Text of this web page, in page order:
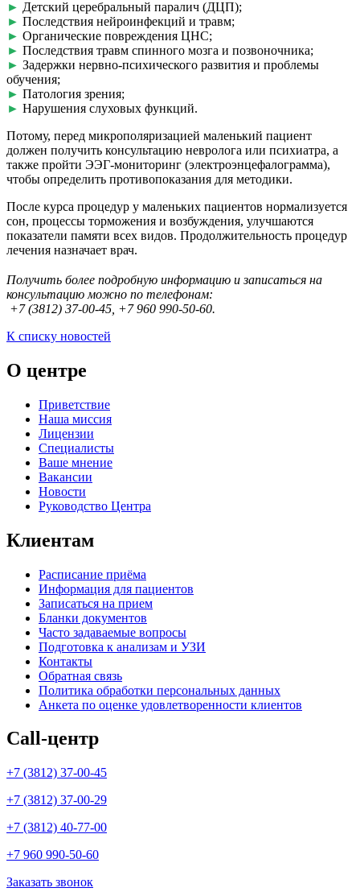
► Детский церебральный паралич (ДЦП);
► Последствия нейроинфекций и травм;
► Органические повреждения ЦНС;
► Последствия травм спинного мозга и позвоночника;
► Задержки нервно-психического развития и проблемы
обучения;
► Патология зрения;
► Нарушения слуховых функций.
Потому, перед микрополяризацией маленький пациент
должен получить консультацию невролога или психиатра, а
также пройти ЭЭГ-мониторинг (электроэнцефалограмма),
чтобы определить противопоказания для методики.
После курса процедур у маленьких пациентов нормализуется
сон, процессы торможения и возбуждения, улучшаются
показатели памяти всех видов. Продолжительность процедур
лечения назначает врач.
Получить более подробную информацию и записаться на
консультацию можно по телефонам:
+7 (3812) 37-00-45, +7 960 990-50-60.
К списку новостей
О центре
Приветствие
Наша миссия
Лицензии
Специалисты
Ваше мнение
Вакансии
Новости
Руководство Центра
Клиентам
Расписание приёма
Информация для пациентов
Записаться на прием
Бланки документов
Часто задаваемые вопросы
Подготовка к анализам и УЗИ
Контакты
Обратная связь
Политика обработки персональных данных
Анкета по оценке удовлетворенности клиентов
Call-центр
+7 (3812) 37-00-45
+7 (3812) 37-00-29
+7 (3812) 40-77-00
+7 960 990-50-60
Заказать звонок